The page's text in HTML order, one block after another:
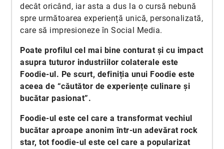
decât oricând, iar asta a dus la o cursă nebună
spre următoarea experiență unică, personalizată,
care să impresioneze în Social Media.
Poate profilul cel mai bine conturat și cu impact
asupra tuturor industriilor colaterale este
Foodie-ul. Pe scurt, definiția unui Foodie este
aceea de “căutător de experiențe culinare și
bucătar pasionat”.
Foodie-ul este cel care a transformat vechiul
bucătar aproape anonim într-un adevărat rock
star, tot foodie-ul este cel care a popularizat